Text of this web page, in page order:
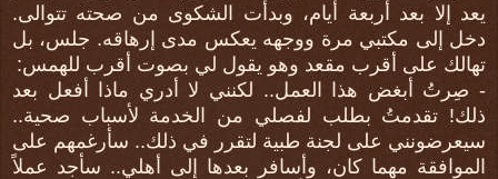
يعد إلا بعد أربعة أيام، وبدأت الشكوى من صحته تتوالى.
دخل إلى مكتبي مرة ووجهه يعكس مدى إرهاقه. جلس، بل
تهالك على أقرب مقعد وهو يقول لي بصوت أقرب للهمس:
- صِرتُ أبغض هذا العمل.. لكنني لا أدري ماذا أفعل بعد
ذلك! تقدمتُ بطلب لفصلي من الخدمة لأسباب صحية..
سيعرضونني على لجنة طبية لتقرر في ذلك.. سأرغمهم على
الموافقة مهما كان، وأسافر بعدها إلى أهلي.. سأجد عملاً